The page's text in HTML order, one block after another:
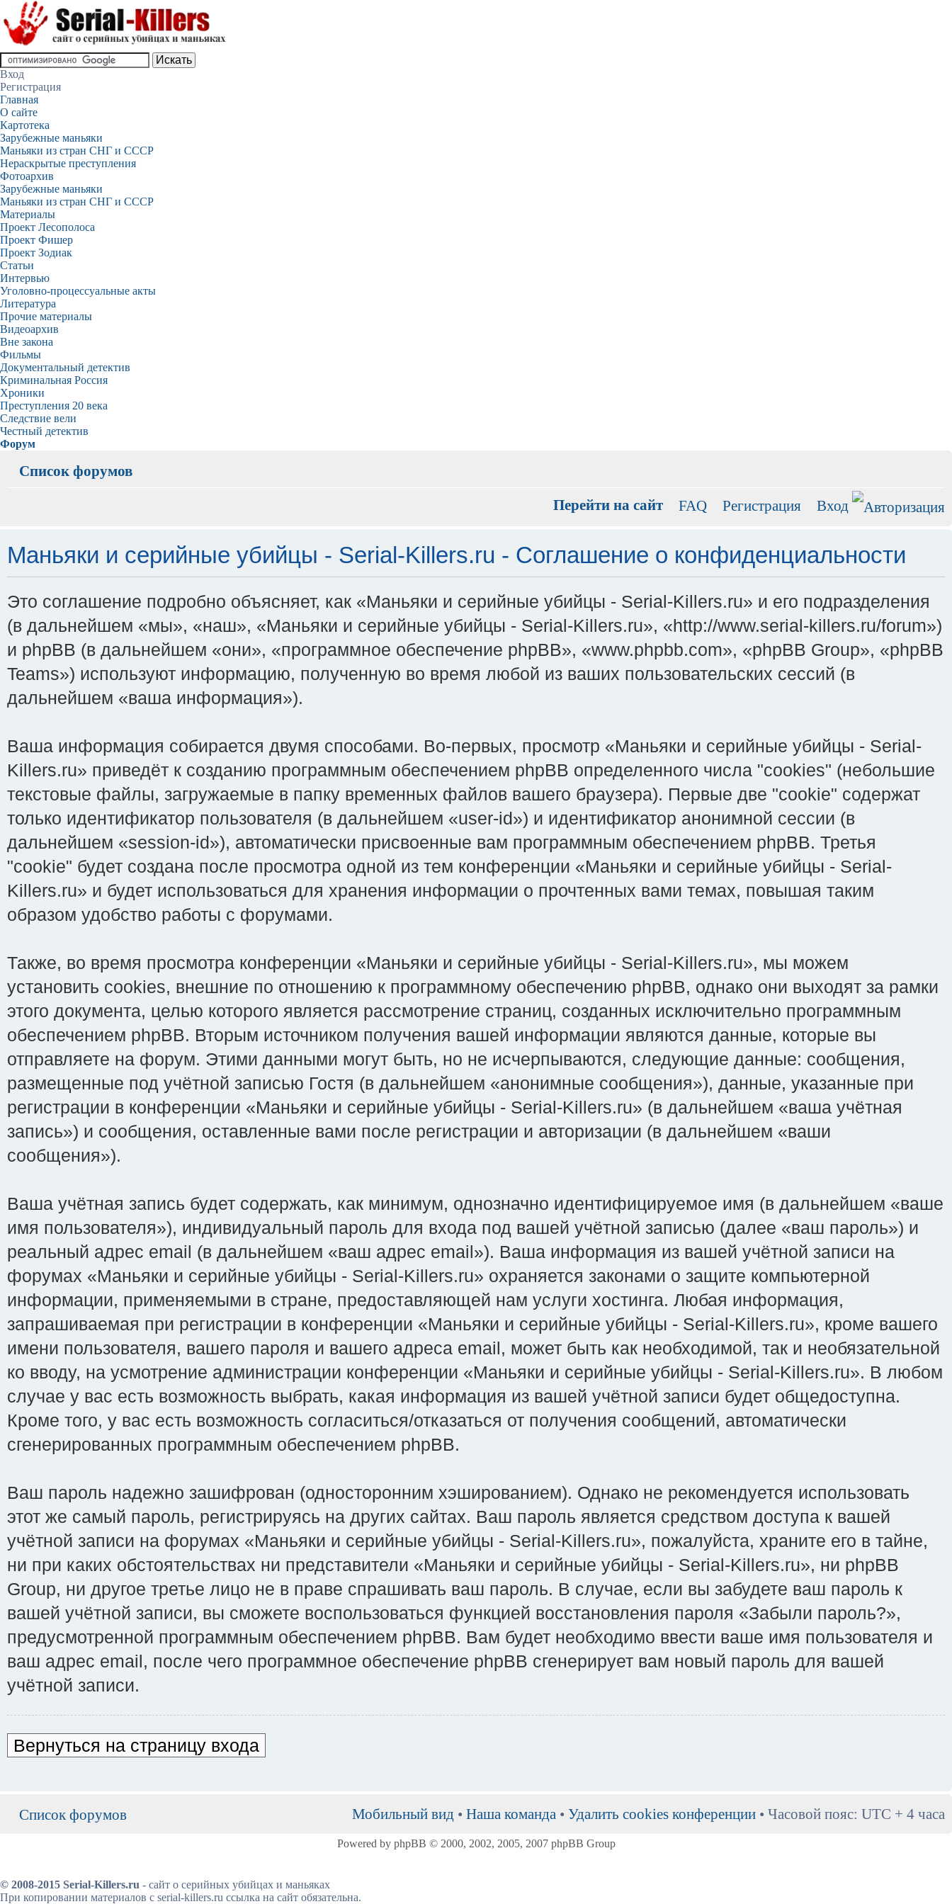
Вход
Регистрация
Главная
О сайте
Картотека
Зарубежные маньяки
Маньяки из стран СНГ и СССР
Нераскрытые преступления
Фотоархив
Зарубежные маньяки
Маньяки из стран СНГ и СССР
Материалы
Проект Лесополоса
Проект Фишер
Проект Зодиак
Статьи
Интервью
Уголовно-процессуальные акты
Литература
Прочие материалы
Видеоархив
Вне закона
Фильмы
Документальный детектив
Криминальная Россия
Хроники
Преступления 20 века
Следствие вели
Честный детектив
Форум
Список форумов
Перейти на сайт FAQ Регистрация Вход
Маньяки и серийные убийцы - Serial-Killers.ru - Соглашение о конфиденциальности
Это соглашение подробно объясняет, как «Маньяки и серийные убийцы - Serial-Killers.ru» и его подразделения
(в дальнейшем «мы», «наш», «Маньяки и серийные убийцы - Serial-Killers.ru», «http://www.serial-killers.ru/forum»)
и phpBB (в дальнейшем «они», «программное обеспечение phpBB», «www.phpbb.com», «phpBB Group», «phpBB
Teams») используют информацию, полученную во время любой из ваших пользовательских сессий (в
дальнейшем «ваша информация»).
Ваша информация собирается двумя способами. Во-первых, просмотр «Маньяки и серийные убийцы - Serial-
Killers.ru» приведёт к созданию программным обеспечением phpBB определенного числа "cookies" (небольшие
текстовые файлы, загружаемые в папку временных файлов вашего браузера). Первые две "cookie" содержат
только идентификатор пользователя (в дальнейшем «user-id») и идентификатор анонимной сессии (в
дальнейшем «session-id»), автоматически присвоенные вам программным обеспечением phpBB. Третья
"cookie" будет создана после просмотра одной из тем конференции «Маньяки и серийные убийцы - Serial-
Killers.ru» и будет использоваться для хранения информации о прочтенных вами темах, повышая таким
образом удобство работы с форумами.
Также, во время просмотра конференции «Маньяки и серийные убийцы - Serial-Killers.ru», мы можем
установить cookies, внешние по отношению к программному обеспечению phpBB, однако они выходят за рамки
этого документа, целью которого является рассмотрение страниц, созданных исключительно программным
обеспечением phpBB. Вторым источником получения вашей информации являются данные, которые вы
отправляете на форум. Этими данными могут быть, но не исчерпываются, следующие данные: сообщения,
размещенные под учётной записью Гостя (в дальнейшем «анонимные сообщения»), данные, указанные при
регистрации в конференции «Маньяки и серийные убийцы - Serial-Killers.ru» (в дальнейшем «ваша учётная
запись») и сообщения, оставленные вами после регистрации и авторизации (в дальнейшем «ваши
сообщения»).
Ваша учётная запись будет содержать, как минимум, однозначно идентифицируемое имя (в дальнейшем «ваше
имя пользователя»), индивидуальный пароль для входа под вашей учётной записью (далее «ваш пароль») и
реальный адрес email (в дальнейшем «ваш адрес email»). Ваша информация из вашей учётной записи на
форумах «Маньяки и серийные убийцы - Serial-Killers.ru» охраняется законами о защите компьютерной
информации, применяемыми в стране, предоставляющей нам услуги хостинга. Любая информация,
запрашиваемая при регистрации в конференции «Маньяки и серийные убийцы - Serial-Killers.ru», кроме вашего
имени пользователя, вашего пароля и вашего адреса email, может быть как необходимой, так и необязательной
ко вводу, на усмотрение администрации конференции «Маньяки и серийные убийцы - Serial-Killers.ru». В любом
случае у вас есть возможность выбрать, какая информация из вашей учётной записи будет общедоступна.
Кроме того, у вас есть возможность согласиться/отказаться от получения сообщений, автоматически
сгенерированных программным обеспечением phpBB.
Ваш пароль надежно зашифрован (односторонним хэшированием). Однако не рекомендуется использовать
этот же самый пароль, регистрируясь на других сайтах. Ваш пароль является средством доступа к вашей
учётной записи на форумах «Маньяки и серийные убийцы - Serial-Killers.ru», пожалуйста, храните его в тайне,
ни при каких обстоятельствах ни представители «Маньяки и серийные убийцы - Serial-Killers.ru», ни phpBB
Group, ни другое третье лицо не в праве спрашивать ваш пароль. В случае, если вы забудете ваш пароль к
вашей учётной записи, вы сможете воспользоваться функцией восстановления пароля «Забыли пароль?»,
предусмотренной программным обеспечением phpBB. Вам будет необходимо ввести ваше имя пользователя и
ваш адрес email, после чего программное обеспечение phpBB сгенерирует вам новый пароль для вашей
учётной записи.
Вернуться на страницу входа
Список форумов Мобильный вид • Наша команда • Удалить cookies конференции • Часовой пояс: UTC + 4 часа
Powered by phpBB © 2000, 2002, 2005, 2007 phpBB Group
© 2008-2015 Serial-Killers.ru - сайт о серийных убийцах и маньяках
При копировании материалов с serial-killers.ru ссылка на сайт обязательна.